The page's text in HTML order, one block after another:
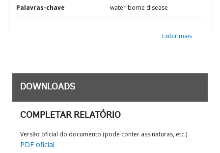
Palavras-chave water-borne disease
Exibir mais
DOWNLOADS
COMPLETAR RELATÓRIO
Versão oficial do documento (pode conter assinaturas, etc.)
PDF oficial